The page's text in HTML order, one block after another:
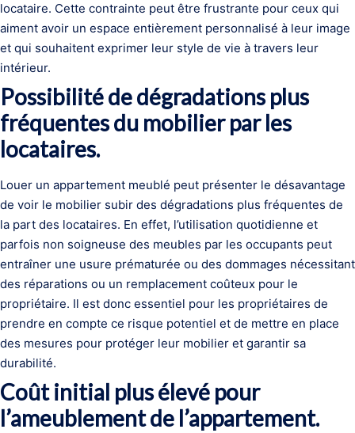
locataire. Cette contrainte peut être frustrante pour ceux qui
aiment avoir un espace entièrement personnalisé à leur image
et qui souhaitent exprimer leur style de vie à travers leur
intérieur.
Possibilité de dégradations plus
fréquentes du mobilier par les
locataires.
Louer un appartement meublé peut présenter le désavantage
de voir le mobilier subir des dégradations plus fréquentes de
la part des locataires. En effet, l’utilisation quotidienne et
parfois non soigneuse des meubles par les occupants peut
entraîner une usure prématurée ou des dommages nécessitant
des réparations ou un remplacement coûteux pour le
propriétaire. Il est donc essentiel pour les propriétaires de
prendre en compte ce risque potentiel et de mettre en place
des mesures pour protéger leur mobilier et garantir sa
durabilité.
Coût initial plus élevé pour
l’ameublement de l’appartement.